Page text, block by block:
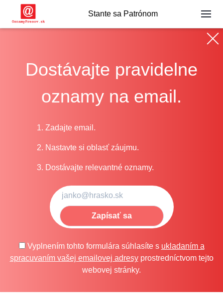
Stante sa Patrónom
Dostávajte pravidelne
oznamy na email.
1. Zadajte email.
2. Nastavte si oblasť záujmu.
3. Dostávajte relevantné oznamy.
Zapísať sa
Vyplnením tohto formulára súhlasíte s ukladaním a
spracuvaním vašej emailovej adresyprostredníctvom tejto
webovej stránky.